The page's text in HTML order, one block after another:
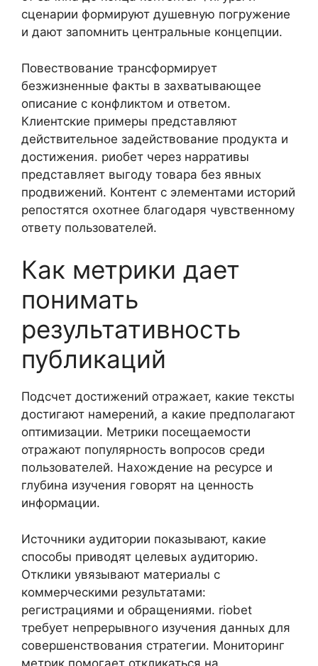
сценарии формируют душевную погружение
и дают запомнить центральные концепции.
Повествование трансформирует
безжизненные факты в захватывающее
описание с конфликтом и ответом.
Клиентские примеры представляют
действительное задействование продукта и
достижения. риобет через нарративы
представляет выгоду товара без явных
продвижений. Контент с элементами историй
репостятся охотнее благодаря чувственному
ответу пользователей.
Как метрики дает
понимать
результативность
публикаций
Подсчет достижений отражает, какие тексты
достигают намерений, а какие предполагают
оптимизации. Метрики посещаемости
отражают популярность вопросов среди
пользователей. Нахождение на ресурсе и
глубина изучения говорят на ценность
информации.
Источники аудитории показывают, какие
способы приводят целевых аудиторию.
Отклики увязывают материалы с
коммерческими результатами:
регистрациями и обращениями. riobet
требует непрерывного изучения данных для
совершенствования стратегии. Мониторинг
метрик помогает откликаться на